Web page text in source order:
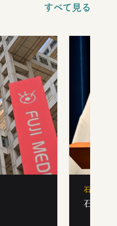
すべて見る
石破茂、
石破茂